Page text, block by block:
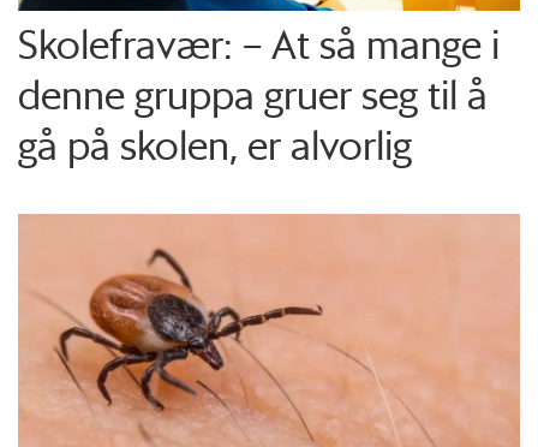
Skolefravær: – At så mange i
denne gruppa gruer seg til å
gå på skolen, er alvorlig